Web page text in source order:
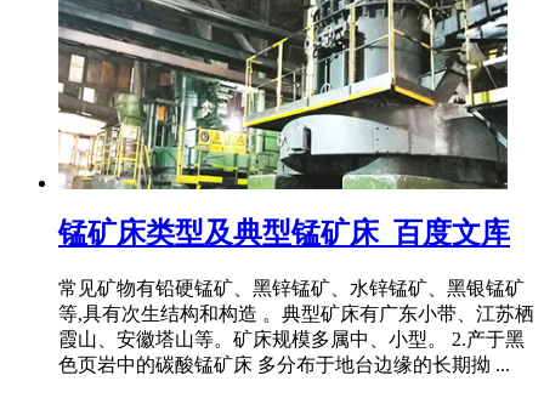
锰矿床类型及典型锰矿床_百度文库
常见矿物有铅硬锰矿、黑锌锰矿、水锌锰矿、黑银锰矿
等,具有次生结构和构造 。典型矿床有广东小带、江苏栖
霞山、安徽塔山等。矿床规模多属中、小型。 2.产于黑
色页岩中的碳酸锰矿床 多分布于地台边缘的长期拗 ...